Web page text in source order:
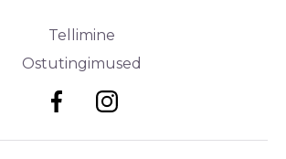
Tellimine
Ostutingimused